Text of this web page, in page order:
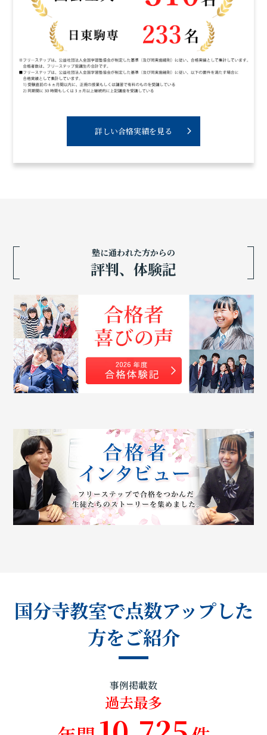
詳しい合格実績を見る
塾に通われた方からの
評判、体験記
国分寺教室で点数アップした
方をご紹介
事例掲載数
過去最多